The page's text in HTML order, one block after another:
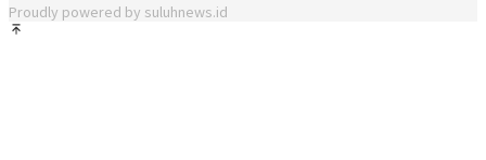
Proudly powered by suluhnews.id